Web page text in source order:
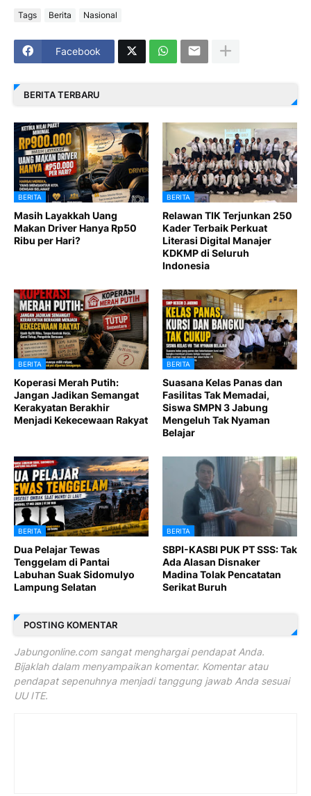
Tags Berita Nasional
Facebook
BERITA TERBARU
BERITA
Masih Layakkah Uang
Makan Driver Hanya Rp50
Ribu per Hari?
BERITA
Relawan TIK Terjunkan 250
Kader Terbaik Perkuat
Literasi Digital Manajer
KDKMP di Seluruh
Indonesia
BERITA
Koperasi Merah Putih:
Jangan Jadikan Semangat
Kerakyatan Berakhir
Menjadi Kekecewaan Rakyat
BERITA
Suasana Kelas Panas dan
Fasilitas Tak Memadai,
Siswa SMPN 3 Jabung
Mengeluh Tak Nyaman
Belajar
BERITA
Dua Pelajar Tewas
Tenggelam di Pantai
Labuhan Suak Sidomulyo
Lampung Selatan
BERITA
SBPI-KASBI PUK PT SSS: Tak
Ada Alasan Disnaker
Madina Tolak Pencatatan
Serikat Buruh
POSTING KOMENTAR
Jabungonline.com sangat menghargai pendapat Anda.
Bijaklah dalam menyampaikan komentar. Komentar atau
pendapat sepenuhnya menjadi tanggung jawab Anda sesuai
UU ITE.